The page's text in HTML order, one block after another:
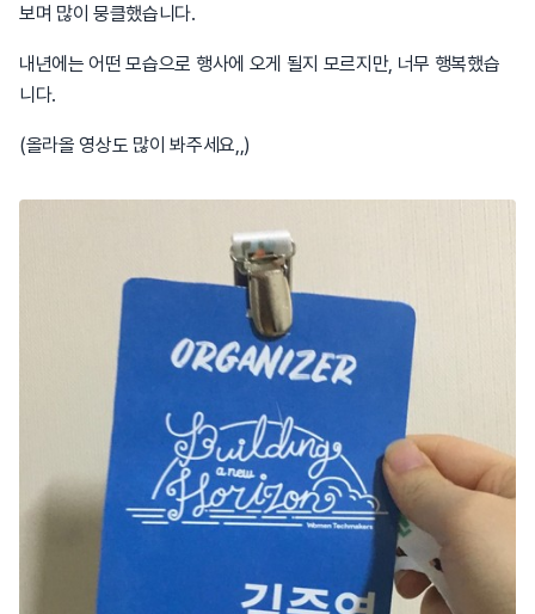
보며 많이 뭉클했습니다.
내년에는 어떤 모습으로 행사에 오게 될지 모르지만, 너무 행복했습
니다.
(올라올 영상도 많이 봐주세요,,)